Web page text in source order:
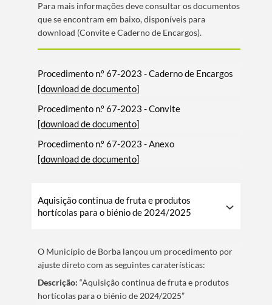
​Para mais informações deve consultar os documentos
que se encontram em baixo, disponí­veis para
download (Convite e Caderno de Encargos).
Procedimento n.º 67-2023 - Caderno de Encargos
[download de documento]
Procedimento n.º 67-2023 - Convite
[download de documento]
Procedimento n.º 67-2023 - Anexo
[download de documento]
Aquisição continua de fruta e produtos
hortícolas para o biénio de 2024/2025
O Municí­pio de Borba lançou um procedimento por
ajuste direto com as seguintes caraterí­sticas:
Descrição:“Aquisição continua de fruta e produtos
hortícolas para o biénio de 2024/2025”